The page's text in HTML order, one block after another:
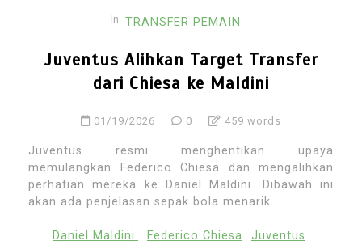
In TRANSFER PEMAIN
Juventus Alihkan Target Transfer
dari Chiesa ke Maldini
01/19/2026 0 459 words
Juventus resmi menghentikan upaya
memulangkan Federico Chiesa dan mengalihkan
perhatian mereka ke Daniel Maldini. Dibawah ini
akan ada penjelasan sepak bola menarik...
Daniel Maldini. Federico Chiesa
Juventus